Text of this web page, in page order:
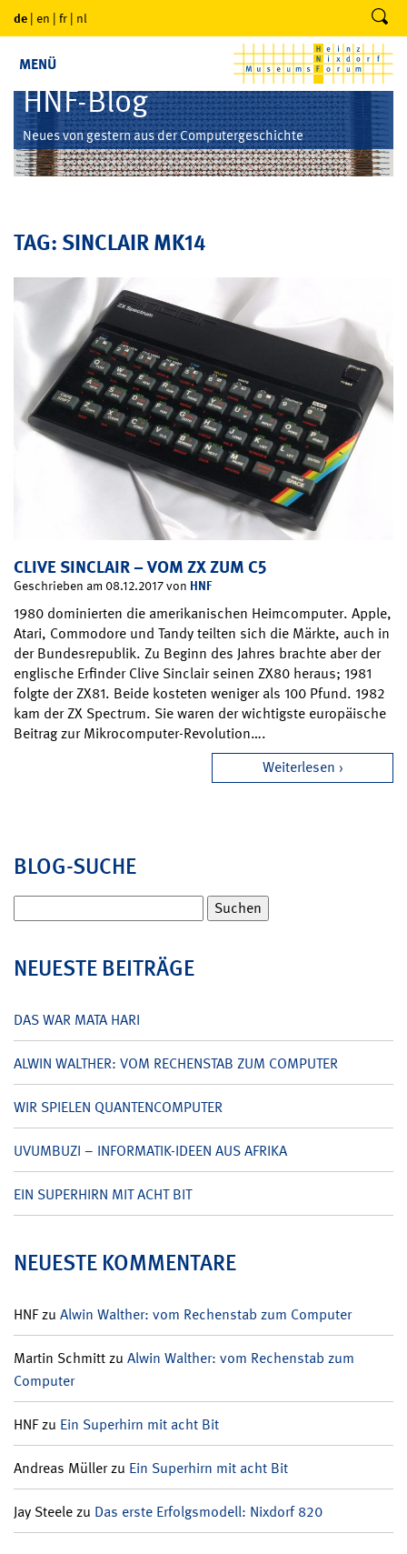
de | en | fr | nl
MENÜ
HNF-Blog
Neues von gestern aus der Computergeschichte
TAG: SINCLAIR MK14
CLIVE SINCLAIR – VOM ZX ZUM C5
Geschrieben am 08.12.2017 von HNF
1980 dominierten die amerikanischen Heimcomputer. Apple,
Atari, Commodore und Tandy teilten sich die Märkte, auch in
der Bundesrepublik. Zu Beginn des Jahres brachte aber der
englische Erfinder Clive Sinclair seinen ZX80 heraus; 1981
folgte der ZX81. Beide kosteten weniger als 100 Pfund. 1982
kam der ZX Spectrum. Sie waren der wichtigste europäische
Beitrag zur Mikrocomputer-Revolution….
Weiterlesen
BLOG-SUCHE
nach:
NEUESTE BEITRÄGE
DAS WAR MATA HARI
ALWIN WALTHER: VOM RECHENSTAB ZUM COMPUTER
WIR SPIELEN QUANTENCOMPUTER
UVUMBUZI – INFORMATIK-IDEEN AUS AFRIKA
EIN SUPERHIRN MIT ACHT BIT
NEUESTE KOMMENTARE
HNFzu Alwin Walther: vom Rechenstab zum Computer
Martin Schmittzu Alwin Walther: vom Rechenstab zum
Computer
HNFzu Ein Superhirn mit acht Bit
Andreas Müllerzu Ein Superhirn mit acht Bit
Jay Steelezu Das erste Erfolgsmodell: Nixdorf 820